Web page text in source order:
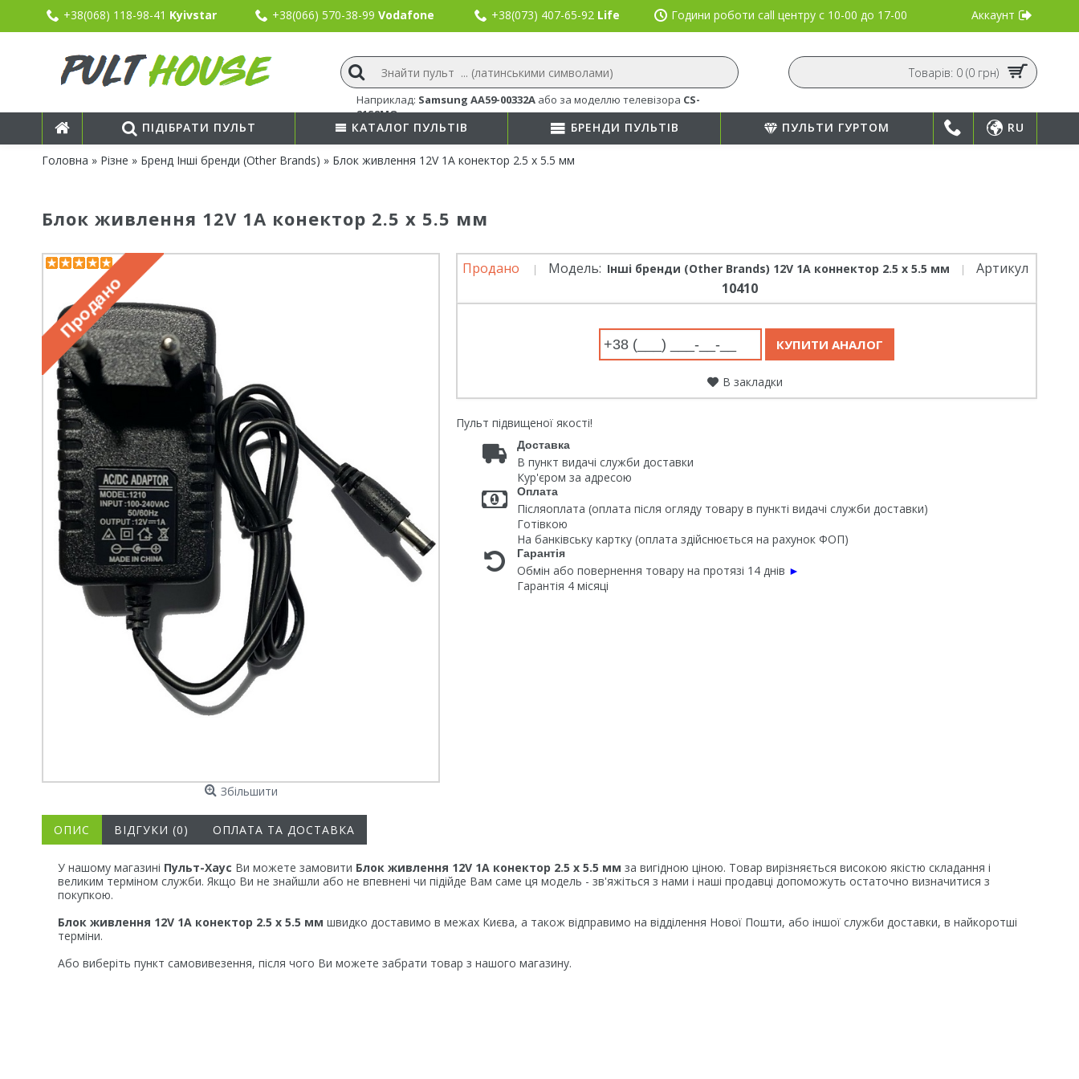
+38(068) 118-98-41 Kyivstar +38(066) 570-38-99 Vodafone +38(073) 407-65-92 Life Години роботи call центру с 10-00 до 17-00 Аккаунт
Наприклад: Samsung AA59-00332A або за моделлю телевізора CS-
21S8MQ
Товарів: 0 (0 грн)
ПІДІБРАТИ ПУЛЬТ КАТАЛОГ ПУЛЬТІВ БРЕНДИ ПУЛЬТІВ ПУЛЬТИ ГУРТОМ RU
Головна » Різне » Бренд Інші бренди (Other Brands) » Блок живлення 12V 1А конектор 2.5 х 5.5 мм
Блок живлення 12V 1А конектор 2.5 х 5.5 мм
Збільшити
Продано Модель: Інші бренди (Other Brands) 12V 1А коннектор 2.5 х 5.5 мм
Артикул
10410
В закладки
Пульт підвищеної якості!
Доставка
В пункт видачі служби доставки
Кур'єром за адресою
Оплата
Післяоплата (оплата після огляду товару в пункті видачі служби доставки)
Готівкою
На банківську картку (оплата здійснюється на рахунок ФОП)
Гарантія
Обмін або повернення товару на протязі 14 днів ►
Гарантія 4 місяці
ОПИС ВІДГУКИ (0) ОПЛАТА ТА ДОСТАВКА
У нашому магазині Пульт-Хаус Ви можете замовити Блок живлення 12V 1А конектор 2.5 х 5.5 мм за вигідною ціною. Товар вирізняється високою якістю складання і
великим терміном служби. Якщо Ви не знайшли або не впевнені чи підійде Вам саме ця модель - зв'яжіться з нами і наші продавці допоможуть остаточно визначитися з
покупкою.
Блок живлення 12V 1А конектор 2.5 х 5.5 мм швидко доставимо в межах Києва, а також відправимо на відділення Нової Пошти, або іншої служби доставки, в найкоротші
терміни.
Або виберіть пункт самовивезення, після чого Ви можете забрати товар з нашого магазину.